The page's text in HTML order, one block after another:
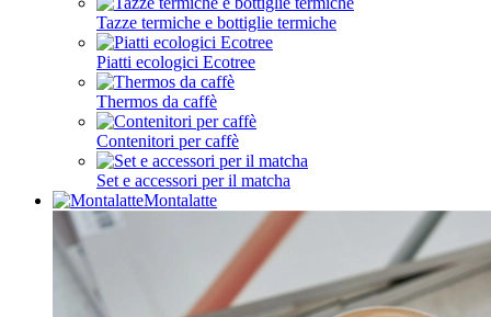
Tazze termiche e bottiglie termiche
Piatti ecologici Ecotree
Thermos da caffè
Contenitori per caffè
Set e accessori per il matcha
Montalatte